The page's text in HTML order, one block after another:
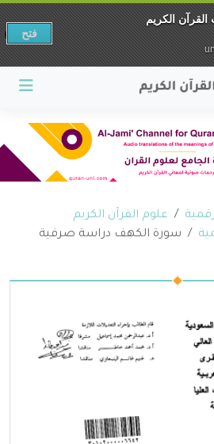
علوم القرآن الكريم
سورة الكهف دراسة صرفية
القرآن الكريم
فتح